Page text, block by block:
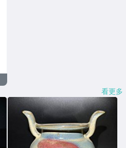
看更多